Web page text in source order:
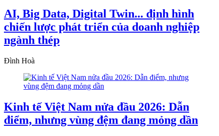
AI, Big Data, Digital Twin... định hình
chiến lược phát triển của doanh nghiệp
ngành thép
Đình Hoà
Kinh tế Việt Nam nửa đầu 2026: Dẫn
điểm, nhưng vùng đệm đang mỏng dần